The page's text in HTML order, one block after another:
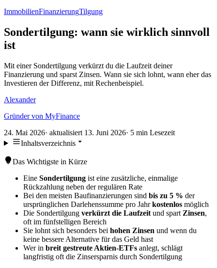
ImmobilienFinanzierungTilgung
Sondertilgung: wann sie wirklich sinnvoll
ist
Mit einer Sondertilgung verkürzt du die Laufzeit deiner
Finanzierung und sparst Zinsen. Wann sie sich lohnt, wann eher das
Investieren der Differenz, mit Rechenbeispiel.
Alexander
Gründer von MyFinance
24. Mai 2026· aktualisiert 13. Juni 2026· 5 min Lesezeit
Inhaltsverzeichnis
Das Wichtigste in Kürze
Eine Sondertilgung ist eine zusätzliche, einmalige
Rückzahlung neben der regulären Rate
Bei den meisten Baufinanzierungen sind bis zu 5 % der
ursprünglichen Darlehenssumme pro Jahrkostenlos möglich
Die Sondertilgung verkürzt die Laufzeit und spart Zinsen,
oft im fünfstelligen Bereich
Sie lohnt sich besonders bei hohen Zinsen und wenn du
keine bessere Alternative für das Geld hast
Wer in breit gestreute Aktien-ETFs anlegt, schlägt
langfristig oft die Zinsersparnis durch Sondertilgung